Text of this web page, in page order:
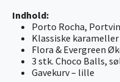
Indhold:
Porto Rocha,
Klassiske
Flora & Evergreen
3 stk. Choco Balls,
Gavekurv – lille